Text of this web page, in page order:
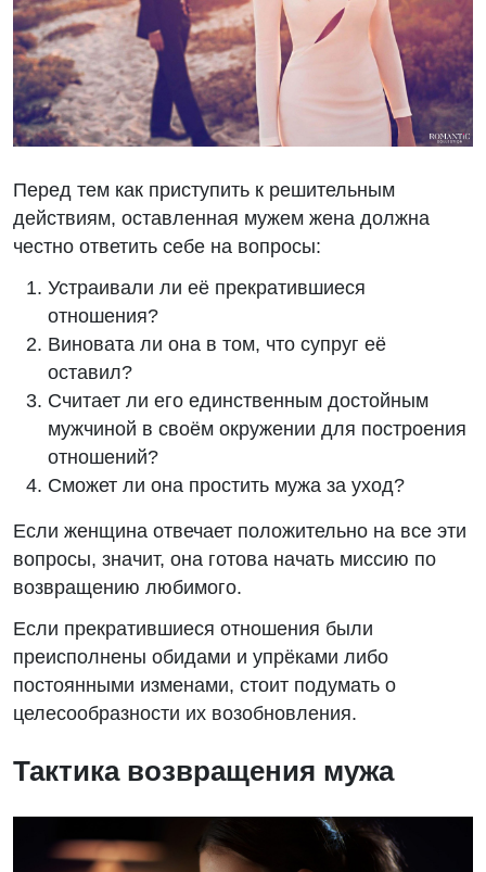
Перед тем как приступить к решительным
действиям, оставленная мужем жена должна
честно ответить себе на вопросы:
Устраивали ли её прекратившиеся
отношения?
Виновата ли она в том, что супруг её
оставил?
Считает ли его единственным достойным
мужчиной в своём окружении для построения
отношений?
Сможет ли она простить мужа за уход?
Если женщина отвечает положительно на все эти
вопросы, значит, она готова начать миссию по
возвращению любимого.
Если прекратившиеся отношения были
преисполнены обидами и упрёками либо
постоянными изменами, стоит подумать о
целесообразности их возобновления.
Тактика возвращения мужа